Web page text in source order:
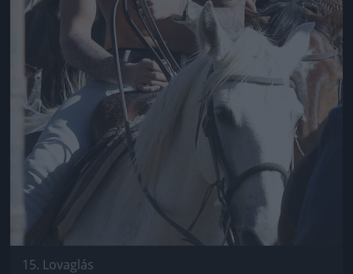
15. Lovaglás